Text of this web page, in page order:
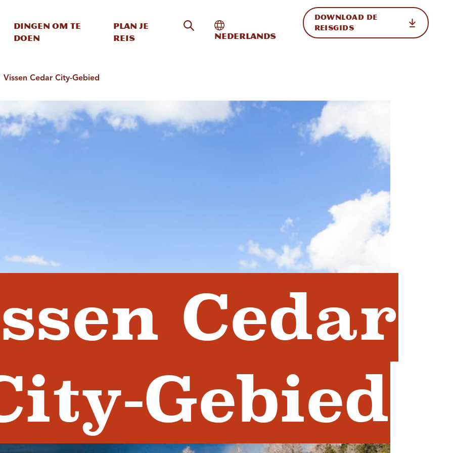
Dingen om te
doen
Plan je
reis
Zoeken op de site
Internationale weergave in-/uitschakelen
Nederlands
DOWNLOAD DE
REISGIDS
Vissen Cedar City-Gebied
Cedar
Gebied